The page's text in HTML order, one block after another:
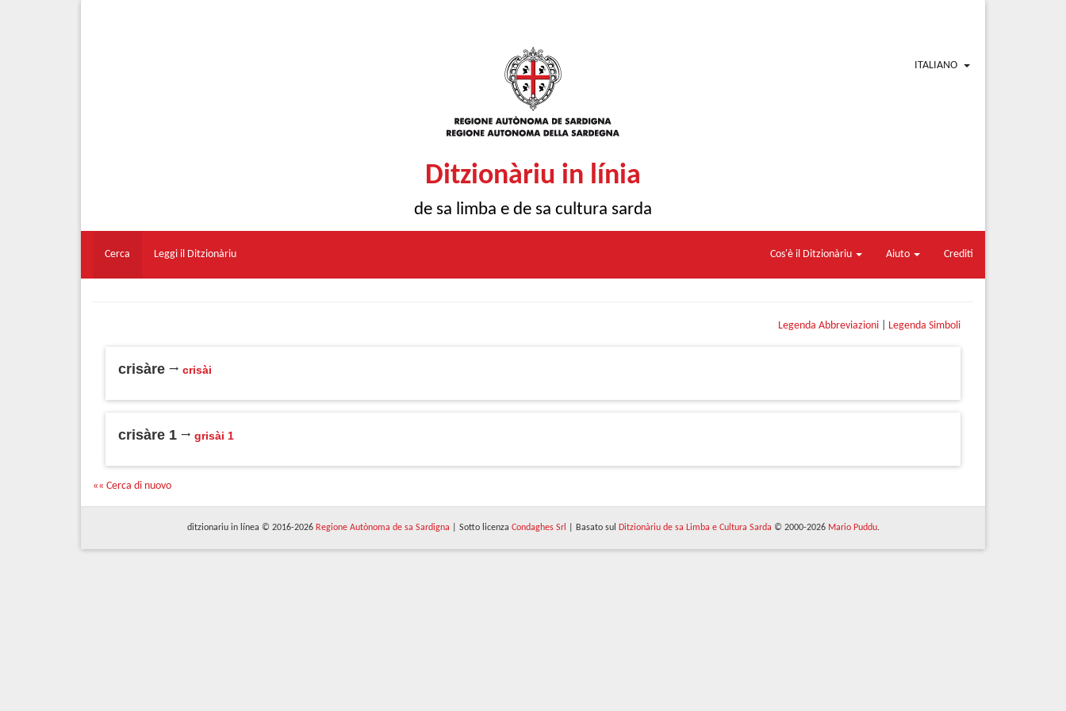
ITALIANO
Ditzionàriu in línia
de sa limba e de sa cultura sarda
Cerca Leggi il Ditzionàriu Cos'è il Ditzionàriu Aiuto Crediti
Legenda Abbreviazioni Legenda Simboli
crisàre crisài
crisàre 1 grisài 1
«« Cerca di nuovo
ditzionariu in línea © 2016-2026 Regione Autònoma de sa Sardigna | Sotto licenza Condaghes Srl | Basato sul Ditzionàriu de sa Limba e Cultura Sarda © 2000-2026 Mario Puddu.